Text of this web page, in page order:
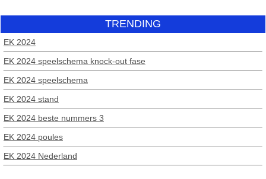
TRENDING
EK 2024
EK 2024 speelschema knock-out fase
EK 2024 speelschema
EK 2024 stand
EK 2024 beste nummers 3
EK 2024 poules
EK 2024 Nederland